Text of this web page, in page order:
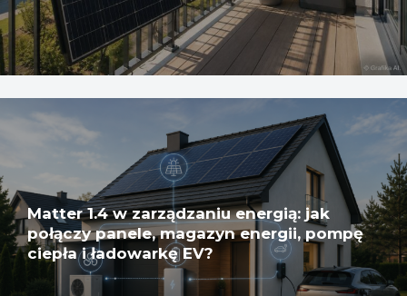
Matter 1.4 w zarządzaniu energią: jak
połączy panele, magazyn energii, pompę
ciepła i ładowarkę EV?